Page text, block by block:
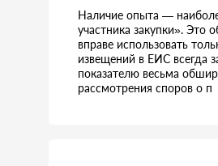
Наличие опыта —
участника закупки». Это
вправе использовать
извещений в ЕИС всегда
показателю весьма
рассмотрения споров о п